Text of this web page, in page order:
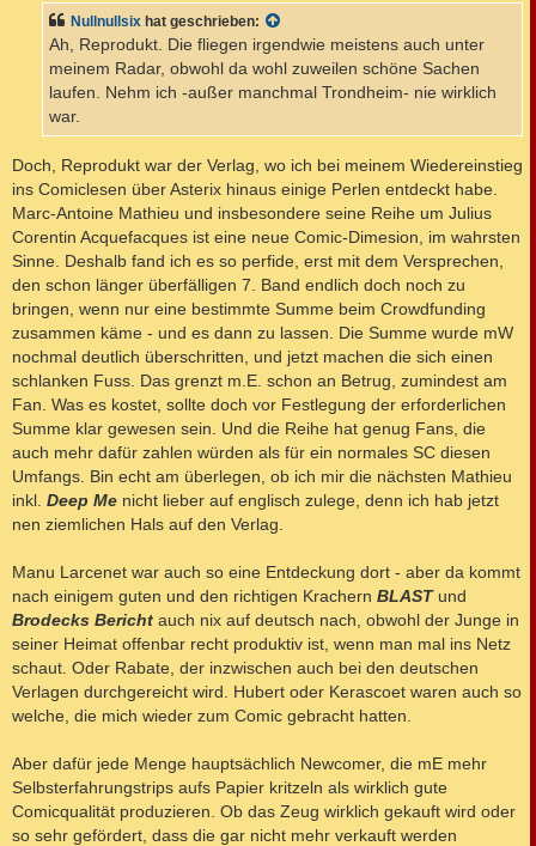
Nullnullsix hat geschrieben:
Ah, Reprodukt. Die fliegen irgendwie meistens auch unter
meinem Radar, obwohl da wohl zuweilen schöne Sachen
laufen. Nehm ich -außer manchmal Trondheim- nie wirklich
war.
Doch, Reprodukt war der Verlag, wo ich bei meinem Wiedereinstieg
ins Comiclesen über Asterix hinaus einige Perlen entdeckt habe.
Marc-Antoine Mathieu und insbesondere seine Reihe um Julius
Corentin Acquefacques ist eine neue Comic-Dimesion, im wahrsten
Sinne. Deshalb fand ich es so perfide, erst mit dem Versprechen,
den schon länger überfälligen 7. Band endlich doch noch zu
bringen, wenn nur eine bestimmte Summe beim Crowdfunding
zusammen käme - und es dann zu lassen. Die Summe wurde mW
nochmal deutlich überschritten, und jetzt machen die sich einen
schlanken Fuss. Das grenzt m.E. schon an Betrug, zumindest am
Fan. Was es kostet, sollte doch vor Festlegung der erforderlichen
Summe klar gewesen sein. Und die Reihe hat genug Fans, die
auch mehr dafür zahlen würden als für ein normales SC diesen
Umfangs. Bin echt am überlegen, ob ich mir die nächsten Mathieu
inkl. Deep Me nicht lieber auf englisch zulege, denn ich hab jetzt
nen ziemlichen Hals auf den Verlag.
Manu Larcenet war auch so eine Entdeckung dort - aber da kommt
nach einigem guten und den richtigen Krachern BLASTund
Brodecks Bericht auch nix auf deutsch nach, obwohl der Junge in
seiner Heimat offenbar recht produktiv ist, wenn man mal ins Netz
schaut. Oder Rabate, der inzwischen auch bei den deutschen
Verlagen durchgereicht wird. Hubert oder Kerascoet waren auch so
welche, die mich wieder zum Comic gebracht hatten.
Aber dafür jede Menge hauptsächlich Newcomer, die mE mehr
Selbsterfahrungstrips aufs Papier kritzeln als wirklich gute
Comicqualität produzieren. Ob das Zeug wirklich gekauft wird oder
so sehr gefördert, dass die gar nicht mehr verkauft werden